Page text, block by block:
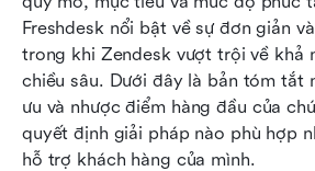
Freshdesk nổi bật về sự đơn giản
trong khi Zendesk vượt trội về khả
chiều sâu. Dưới đây là bản tóm tắt
ưu và nhược điểm hàng đầu của
quyết định giải pháp nào phù hợp
hỗ trợ khách hàng của mình.